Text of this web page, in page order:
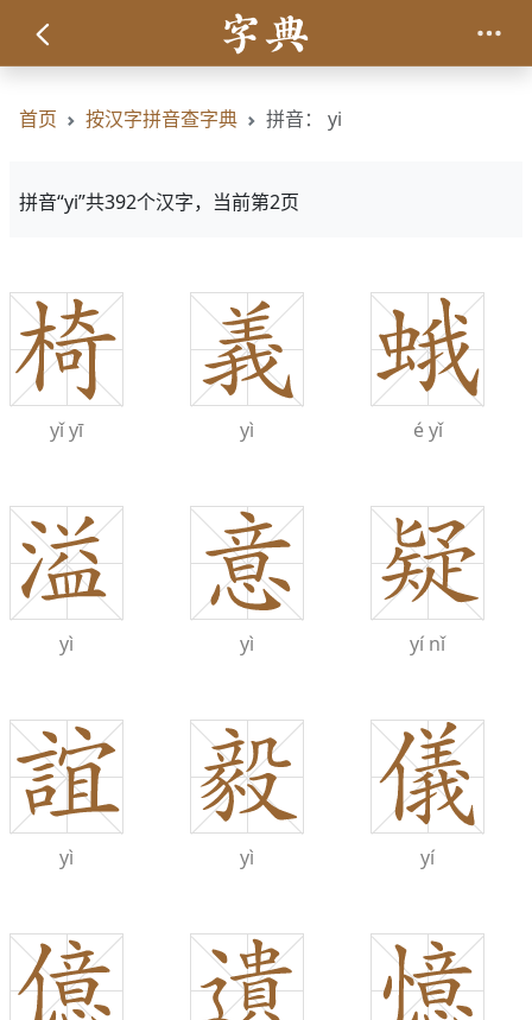
首页 按汉字拼音查字典 拼音： yi
拼音“yi”共392个汉字，当前第2页
yǐyī yì é yǐ
yì yì yí nǐ
yì yì yí